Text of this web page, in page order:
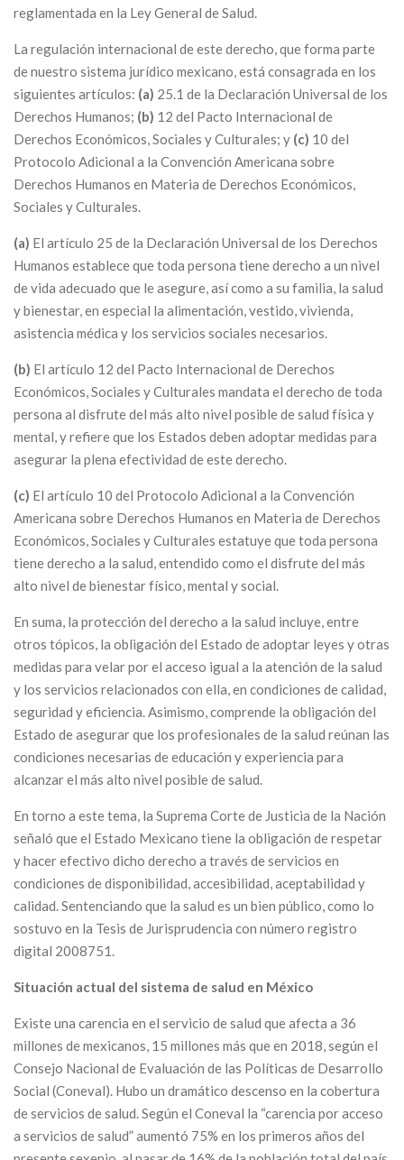
reglamentada en la Ley General de Salud.
La regulación internacional de este derecho, que forma parte
de nuestro sistema jurídico mexicano, está consagrada en los
siguientes artículos: (a) 25.1 de la Declaración Universal de los
Derechos Humanos; (b) 12 del Pacto Internacional de
Derechos Económicos, Sociales y Culturales; y (c) 10 del
Protocolo Adicional a la Convención Americana sobre
Derechos Humanos en Materia de Derechos Económicos,
Sociales y Culturales.
(a) El artículo 25 de la Declaración Universal de los Derechos
Humanos establece que toda persona tiene derecho a un nivel
de vida adecuado que le asegure, así como a su familia, la salud
y bienestar, en especial la alimentación, vestido, vivienda,
asistencia médica y los servicios sociales necesarios.
(b) El artículo 12 del Pacto Internacional de Derechos
Económicos, Sociales y Culturales mandata el derecho de toda
persona al disfrute del más alto nivel posible de salud física y
mental, y refiere que los Estados deben adoptar medidas para
asegurar la plena efectividad de este derecho.
(c) El artículo 10 del Protocolo Adicional a la Convención
Americana sobre Derechos Humanos en Materia de Derechos
Económicos, Sociales y Culturales estatuye que toda persona
tiene derecho a la salud, entendido como el disfrute del más
alto nivel de bienestar físico, mental y social.
En suma, la protección del derecho a la salud incluye, entre
otros tópicos, la obligación del Estado de adoptar leyes y otras
medidas para velar por el acceso igual a la atención de la salud
y los servicios relacionados con ella, en condiciones de calidad,
seguridad y eficiencia. Asimismo, comprende la obligación del
Estado de asegurar que los profesionales de la salud reúnan las
condiciones necesarias de educación y experiencia para
alcanzar el más alto nivel posible de salud.
En torno a este tema, la Suprema Corte de Justicia de la Nación
señaló que el Estado Mexicano tiene la obligación de respetar
y hacer efectivo dicho derecho a través de servicios en
condiciones de disponibilidad, accesibilidad, aceptabilidad y
calidad. Sentenciando que la salud es un bien público, como lo
sostuvo en la Tesis de Jurisprudencia con número registro
digital 2008751.
Situación actual del sistema de salud en México
Existe una carencia en el servicio de salud que afecta a 36
millones de mexicanos, 15 millones más que en 2018, según el
Consejo Nacional de Evaluación de las Políticas de Desarrollo
Social (Coneval). Hubo un dramático descenso en la cobertura
de servicios de salud. Según el Coneval la “carencia por acceso
a servicios de salud” aumentó 75% en los primeros años del